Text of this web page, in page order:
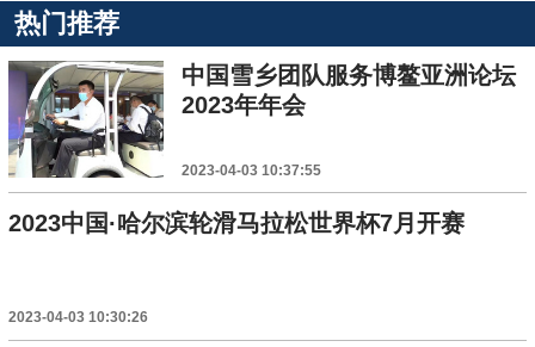
热门推荐
中国雪乡团队服务博鳌亚洲论坛
2023年年会
2023-04-03 10:37:55
2023中国·哈尔滨轮滑马拉松世界杯7月开赛
2023-04-03 10:30:26